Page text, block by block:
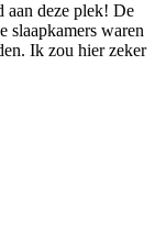
deze plek! De
slaapkamers waren
Ik zou hier zeker